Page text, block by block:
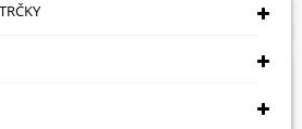
OPTICKÉ VLÁKNO ULT-
Skladom